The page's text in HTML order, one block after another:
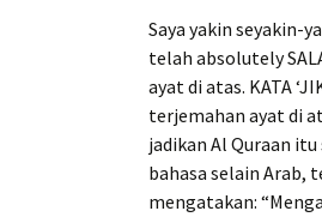
Saya yakin seyakin-
telah absolutely
ayat di atas. KATA
terjemahan ayat di
jadikan Al Quraan
bahasa selain Arab,
mengatakan: